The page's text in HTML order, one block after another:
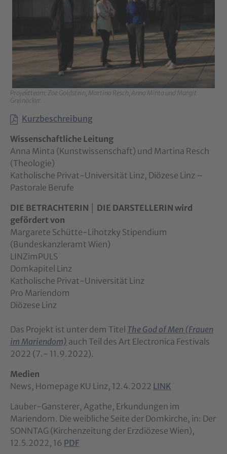
Projektteam: Zoe Goldstein, Martina Resch, Anna Minta und Margit
Greinöcker.
Kurzbeschreibung
Wissenschaftliche Leitung
Anna Minta (Kunstwissenschaft) und Martina Resch
(Theologie)
Katholische Privat-Universität Linz, Diözese Linz –
Pastorale Berufe
DIE BETRACHTERIN │ DIE DARSTELLERIN wird
gefördert von
Margarete Schütte-Lihotzky Stipendium
(Bundeskanzleramt Wien)
LINZimPULS
Domkapitel Linz
Katholische Privat-Universität Linz
Pro Mariendom
Diözese Linz
Das Projekt ist unter dem Titel The God of Men (Frauen
im Mariendom) auch Teil des Art Electronica Festivals
2022 (7.- 11.9.2022).
Medien
News, Homepage KU Linz, 12.4.2022 LINK
Lauber-Gansterer, Agathe, Erkundungen im
Mariendom. Die weibliche Seite der Domkirche, in: Der
SONNTAG (Kirchenzeitung der Erzdiözese Wien),
12.5.2022, 16 PDF